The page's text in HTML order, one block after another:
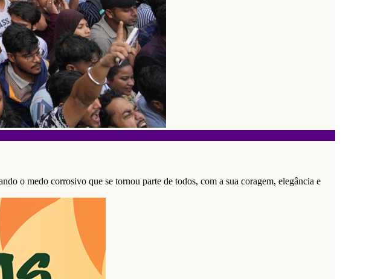
o medo corrosivo que se tornou parte de todos, com a sua coragem, elegância e